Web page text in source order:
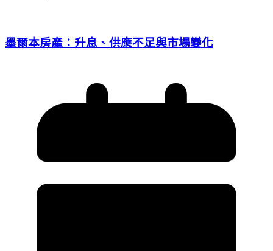
墨爾本房產：升息、供應不足與市場變化